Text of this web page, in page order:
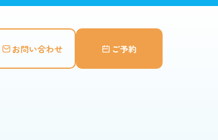
お問い合わせ ご予約